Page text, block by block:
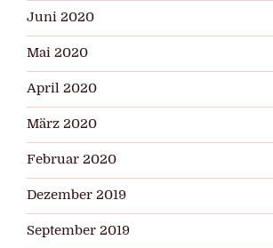
Juni 2020
Mai 2020
April 2020
März 2020
Februar 2020
Dezember 2019
September 2019